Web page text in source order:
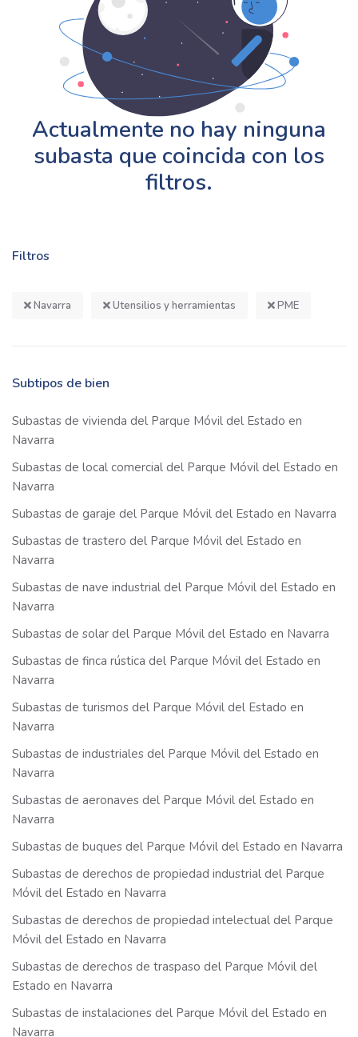
Filtros
Navarra Utensilios y herramientas PME
Subtipos de bien
Subastas de vivienda del Parque Móvil del Estado en
Navarra
Subastas de local comercial del Parque Móvil del Estado en
Navarra
Subastas de garaje del Parque Móvil del Estado en Navarra
Subastas de trastero del Parque Móvil del Estado en
Navarra
Subastas de nave industrial del Parque Móvil del Estado en
Navarra
Subastas de solar del Parque Móvil del Estado en Navarra
Subastas de finca rústica del Parque Móvil del Estado en
Navarra
Subastas de turismos del Parque Móvil del Estado en
Navarra
Subastas de industriales del Parque Móvil del Estado en
Navarra
Subastas de aeronaves del Parque Móvil del Estado en
Navarra
Subastas de buques del Parque Móvil del Estado en Navarra
Subastas de derechos de propiedad industrial del Parque
Móvil del Estado en Navarra
Subastas de derechos de propiedad intelectual del Parque
Móvil del Estado en Navarra
Subastas de derechos de traspaso del Parque Móvil del
Estado en Navarra
Subastas de instalaciones del Parque Móvil del Estado en
Navarra
Actualmente no hay ninguna
subasta que coincida con los
filtros.